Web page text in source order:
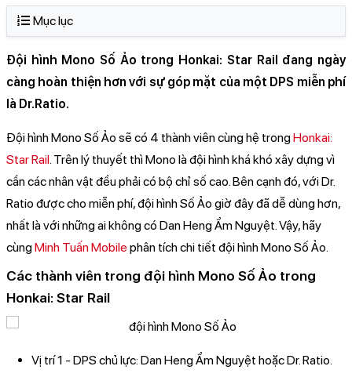
Mục lục
Đội hình Mono Số Ảo trong Honkai: Star Rail đang ngày
càng hoàn thiện hơn với sự góp mặt của một DPS miễn phí
là Dr.Ratio.
Đội hình Mono Số Ảo sẽ có 4 thành viên cùng hệ trongHonkai:
Star Rail . Trên lý thuyết thì Mono là đội hình khá khó xây dựng vì
cần các nhân vật đều phải có bộ chỉ số cao. Bên cạnh đó, với Dr.
Ratio được cho miễn phí, đội hình Số Ảo giờ đây đã dễ dùng hơn,
nhất là với những ai không có Dan Heng Ẩm Nguyệt. Vậy, hãy
cùngMinh Tuấn Mobile phân tích chi tiết đội hình Mono Số Ảo.
Các thành viên trong đội hình Mono Số Ảo trong
Honkai: Star Rail
Vị trí 1 - DPS chủ lực: Dan Heng Ẩm Nguyệt hoặc Dr. Ratio.